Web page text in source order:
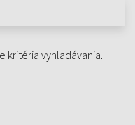
kritéria vyhľadávania.